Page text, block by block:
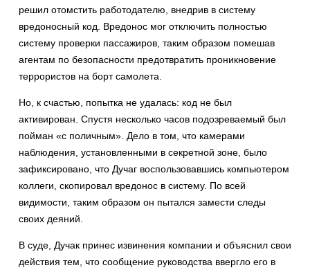
решил отомстить работодателю, внедрив в систему
вредоносный код. Вредонос мог отключить полностью
систему проверки пассажиров, таким образом помешав
агентам по безопасности предотвратить проникновение
террористов на борт самолета.
Но, к счастью, попытка не удалась: код не был
активирован. Спустя несколько часов подозреваемый был
пойман «с поличным». Дело в том, что камерами
наблюдения, установленными в секретной зоне, было
зафиксировано, что Дучаг воспользовавшись компьютером
коллеги, скопировал вредонос в систему. По всей
видимости, таким образом он пытался замести следы
своих деяний.
В суде, Дучак принес извинения компании и объяснил свои
действия тем, что сообщение руководства ввергло его в